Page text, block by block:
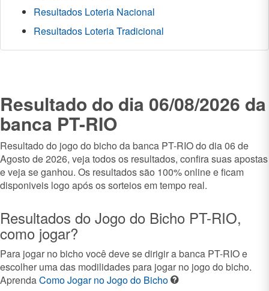
Resultados Loteria Nacional
Resultados Loteria Tradicional
Resultado do dia 06/08/2026 da
banca PT-RIO
Resultado do jogo do bicho da banca PT-RIO do dia 06 de
Agosto de 2026, veja todos os resultados, confira suas apostas
e veja se ganhou. Os resultados são 100% online e ficam
disponiveis logo após os sorteios em tempo real.
Resultados do Jogo do Bicho PT-RIO,
como jogar?
Para jogar no bicho você deve se dirigir a banca PT-RIO e
escolher uma das modilidades para jogar no jogo do bicho.
AprendaComo Jogar no Jogo do Bicho